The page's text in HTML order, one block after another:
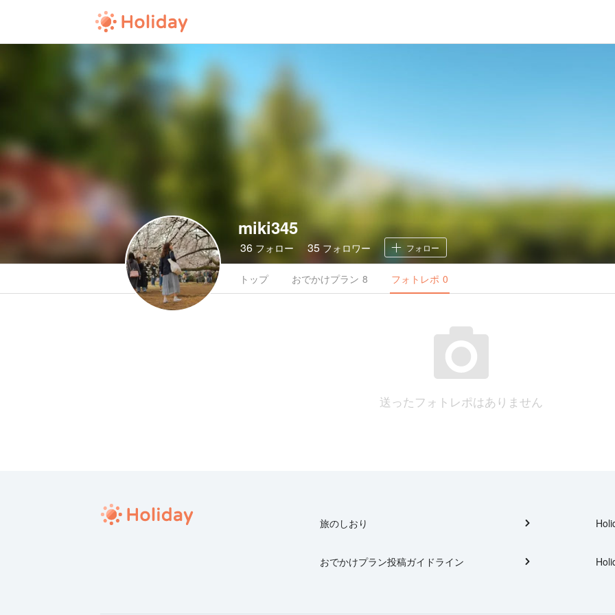
miki345
36 フォロー 35 フォロワー フォロー
トップ おでかけプラン 8 フォトレポ 0
送ったフォトレポはありません
旅のしおり
おでかけプラン投稿ガイドライン